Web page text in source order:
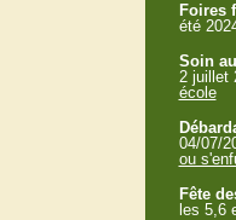
Foires
été
Soin
2 juillet
école
04/07/
ou
Fête
les 5,6